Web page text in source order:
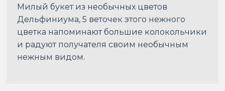
Милый букет из необычных цветов
Дельфиниума, 5 веточек этого нежного
цветка напоминают большие колокольчики
и радуют получателя своим необычным
нежным видом.